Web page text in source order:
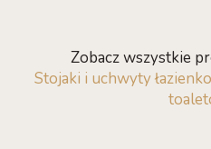
Zobacz wszystkie
Stojaki i uchwyty